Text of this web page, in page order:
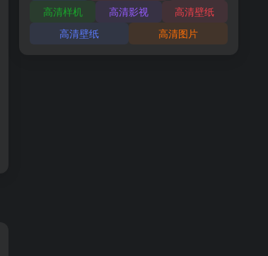
高清样机
高清影视
高清壁纸
高清壁纸
高清图片